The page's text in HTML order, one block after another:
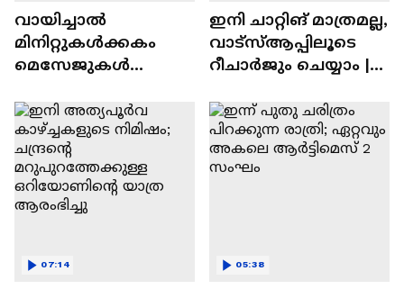
വായിച്ചാൽ
മിനിറ്റുകൾക്കകം
മെസേജുകള്‍
WhatsApp | Tech Talk
ഇനി ചാറ്റിങ് മാത്രമല്ല,
വാട്‌സ്‌ആപ്പിലൂടെ
റീചാർജും ചെയ്യാം |
Tech Talk
07:14 05:38